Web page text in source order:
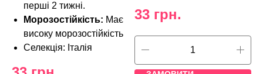
перші 2 тижні.
Морозостійкість: Має
високу морозостійкість
Селекція: Італія
33 грн.